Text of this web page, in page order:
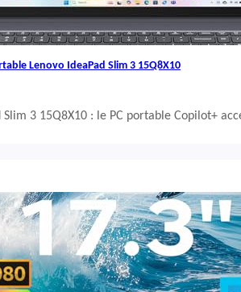
Lenovo IdeaPad Slim 3 15Q8X10
Slim 3 15Q8X10 : le PC portable Copilot+